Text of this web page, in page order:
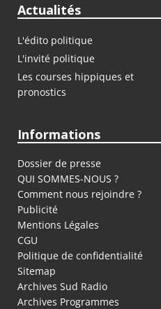
Actualités
L'édito politique
L'invité politique
Les courses hippiques et
pronostics
Informations
Dossier de presse
QUI SOMMES-NOUS ?
Comment nous rejoindre ?
Publicité
Mentions Légales
CGU
Politique de confidentialité
Sitemap
Archives Sud Radio
Archives Programmes